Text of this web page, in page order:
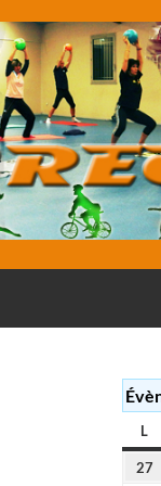
L
27